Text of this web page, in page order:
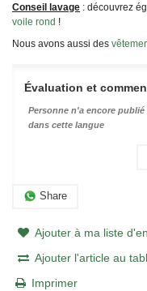
Conseil lavage : découvrez
voile rond !
Nous avons aussi des
Évaluation et
Personne n'a encore
dans cette langue
Share
Ajouter à ma liste
Ajouter l'article au
Imprimer